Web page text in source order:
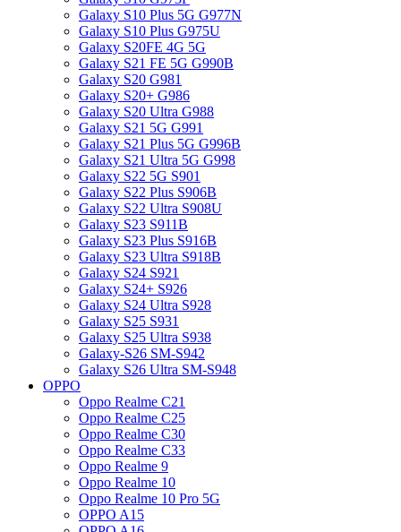
Galaxy S10 Plus 5G G977N
Galaxy S10 Plus G975U
Galaxy S20FE 4G 5G
Galaxy S21 FE 5G G990B
Galaxy S20 G981
Galaxy S20+ G986
Galaxy S20 Ultra G988
Galaxy S21 5G G991
Galaxy S21 Plus 5G G996B
Galaxy S21 Ultra 5G G998
Galaxy S22 5G S901
Galaxy S22 Plus S906B
Galaxy S22 Ultra S908U
Galaxy S23 S911B
Galaxy S23 Plus S916B
Galaxy S23 Ultra S918B
Galaxy S24 S921
Galaxy S24+ S926
Galaxy S24 Ultra S928
Galaxy S25 S931
Galaxy S25 Ultra S938
Galaxy-S26 SM-S942
Galaxy S26 Ultra SM-S948
OPPO
Oppo Realme C21
Oppo Realme C25
Oppo Realme C30
Oppo Realme C33
Oppo Realme 9
Oppo Realme 10
Oppo Realme 10 Pro 5G
OPPO A15